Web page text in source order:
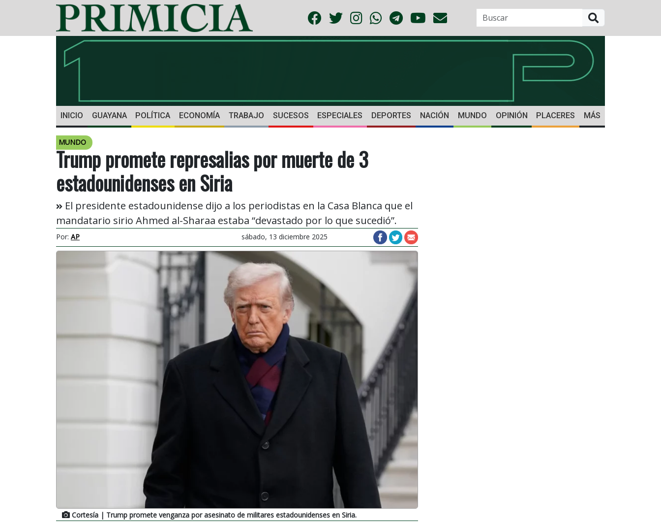
INICIO GUAYANA POLÍTICA ECONOMÍA TRABAJO SUCESOS ESPECIALES DEPORTES NACIÓN MUNDO OPINIÓN PLACERES MÁS
MUNDO
Trump promete represalias por muerte de 3
estadounidenses en Siria
El presidente estadounidense dijo a los periodistas en la Casa Blanca que el
mandatario sirio Ahmed al-Sharaa estaba “devastado por lo que sucedió”.
Por: AP sábado, 13 diciembre 2025
Cortesía | Trump promete venganza por asesinato de militares estadounidenses en Siria.